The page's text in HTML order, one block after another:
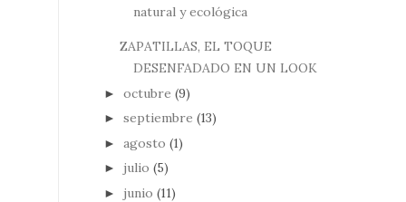
natural y ecológica
ZAPATILLAS, EL TOQUE
DESENFADADO EN UN LOOK
► octubre (9)
► septiembre (13)
► agosto (1)
► julio (5)
► junio (11)